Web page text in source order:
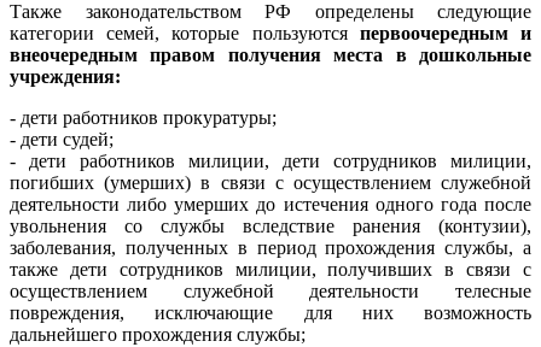
Также законодательством РФ определены следующие
категории семей, которые пользуются первоочередным и
внеочередным правом получения места в дошкольные
учреждения:
- дети работников прокуратуры;
- дети судей;
- дети работников милиции, дети сотрудников милиции,
погибших (умерших) в связи с осуществлением служебной
деятельности либо умерших до истечения одного года после
увольнения со службы вследствие ранения (контузии),
заболевания, полученных в период прохождения службы, а
также дети сотрудников милиции, получивших в связи с
осуществлением служебной деятельности телесные
повреждения, исключающие для них возможность
дальнейшего прохождения службы;